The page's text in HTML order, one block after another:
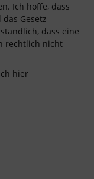
Ich hoffe, dass
Gesetz
dass eine
rechtlich nicht
hier